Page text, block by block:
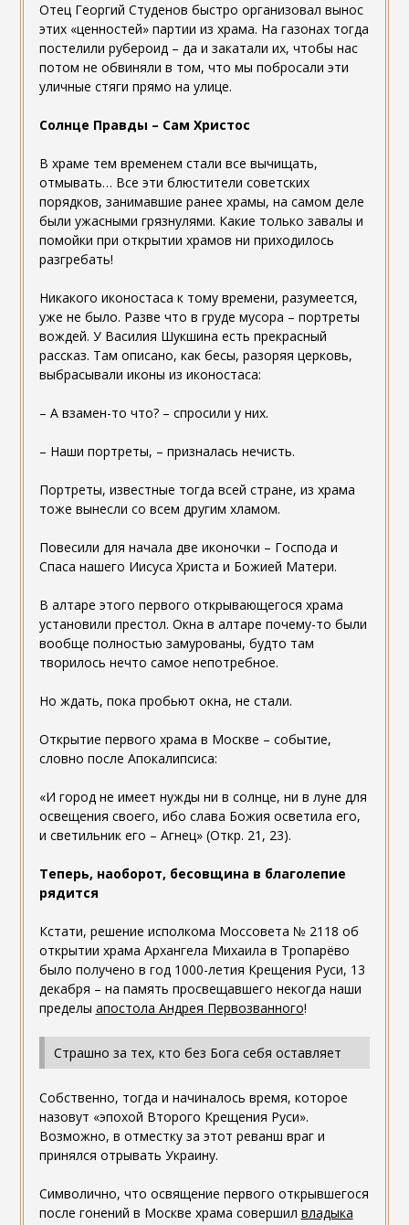
Отец Георгий Студенов быстро организовал вынос
этих «ценностей» партии из храма. На газонах тогда
постелили рубероид – да и закатали их, чтобы нас
потом не обвиняли в том, что мы побросали эти
уличные стяги прямо на улице.
Солнце Правды – Сам Христос
В храме тем временем стали все вычищать,
отмывать… Все эти блюстители советских
порядков, занимавшие ранее храмы, на самом деле
были ужасными грязнулями. Какие только завалы и
помойки при открытии храмов ни приходилось
разгребать!
Никакого иконостаса к тому времени, разумеется,
уже не было. Разве что в груде мусора – портреты
вождей. У Василия Шукшина есть прекрасный
рассказ. Там описано, как бесы, разоряя церковь,
выбрасывали иконы из иконостаса:
– А взамен-то что? – спросили у них.
– Наши портреты, – призналась нечисть.
Портреты, известные тогда всей стране, из храма
тоже вынесли со всем другим хламом.
Повесили для начала две иконочки – Господа и
Спаса нашего Иисуса Христа и Божией Матери.
В алтаре этого первого открывающегося храма
установили престол. Окна в алтаре почему-то были
вообще полностью замурованы, будто там
творилось нечто самое непотребное.
Но ждать, пока пробьют окна, не стали.
Открытие первого храма в Москве – событие,
словно после Апокалипсиса:
«И город не имеет нужды ни в солнце, ни в луне для
освещения своего, ибо слава Божия осветила его,
и светильник его – Агнец» (Откр. 21, 23).
Теперь, наоборот, бесовщина в благолепие
рядится
Кстати, решение исполкома Моссовета № 2118 об
открытии храма Архангела Михаила в Тропарёво
было получено в год 1000-летия Крещения Руси, 13
декабря – на память просвещавшего некогда наши
пределы апостола Андрея Первозванного!
Страшно за тех, кто без Бога себя оставляет
Собственно, тогда и начиналось время, которое
назовут «эпохой Второго Крещения Руси».
Возможно, в отместку за этот реванш враг и
принялся отрывать Украину.
Символично, что освящение первого открывшегося
после гонений в Москве храма совершил владыка